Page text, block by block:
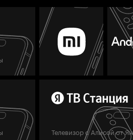
Телевизор с Алисой от